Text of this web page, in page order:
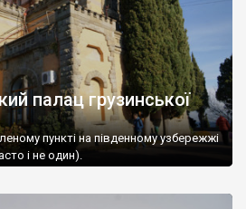
палац грузинської
пункті на південному узбережжі
і не один).